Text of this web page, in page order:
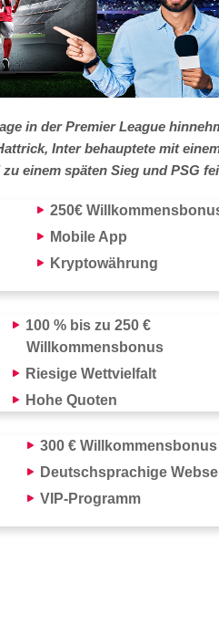
in der Premier League
Inter behauptete mit
einem späten Sieg und PSG
250€
Mobile App
Kryptowährung
100 % bis zu 250 €
Willkommensbonus
Riesige Wettvielfalt
Hohe Quoten
300 €Willkommensbonus
Deutschsprachige
VIP-Programm